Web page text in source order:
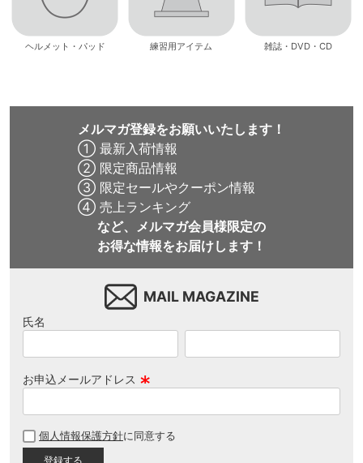
ヘルメット・パッド 練習用アイテム 雑誌・DVD・CD
メルマガ登録をお願いいたします！
① 最新入荷情報
② 限定商品情報
③ 限定セールやクーポン情報
④ 売上ランキング
など、メルマガ会員様限定の
お得な情報をお届けします！
MAIL MAGAZINE
氏名
お申込メールアドレス
須
個人情報保護方針に同意する